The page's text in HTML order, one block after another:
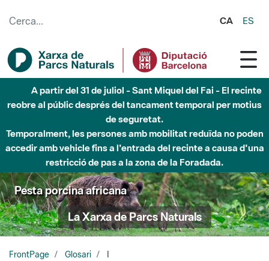
CA ES
A partir del 31 de juliol - Sant Miquel del Fai - El recinte
reobre al públic després del tancament temporal per motius
de seguretat.
Temporalment, les persones amb mobilitat reduïda no poden
accedir amb vehicle fins a l'entrada del recinte a causa d'una
restricció de pas a la zona de la Foradada.
Pesta porcina africana
La Xarxa de Parcs Naturals
FrontPage Glosari